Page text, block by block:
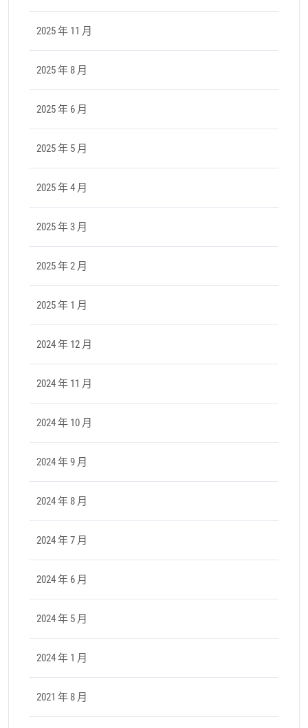
2025 年 11 月
2025 年 8 月
2025 年 6 月
2025 年 5 月
2025 年 4 月
2025 年 3 月
2025 年 2 月
2025 年 1 月
2024 年 12 月
2024 年 11 月
2024 年 10 月
2024 年 9 月
2024 年 8 月
2024 年 7 月
2024 年 6 月
2024 年 5 月
2024 年 1 月
2021 年 8 月